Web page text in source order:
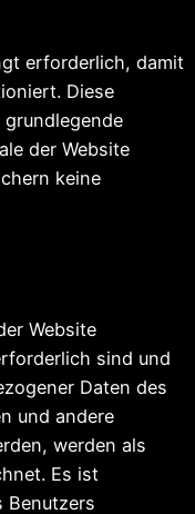
erforderlich, damit
Diese
der Website
keine
Website
sind und
Daten des
und andere
werden als
Es ist
Benutzers